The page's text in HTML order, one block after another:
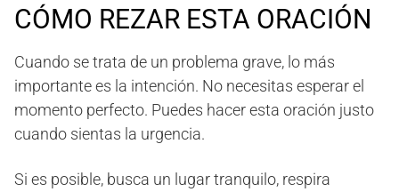
CÓMO REZAR ESTA ORACIÓN
Cuando se trata de un problema grave, lo más
importante es la intención. No necesitas esperar el
momento perfecto. Puedes hacer esta oración justo
cuando sientas la urgencia.
Si es posible, busca un lugar tranquilo, respira